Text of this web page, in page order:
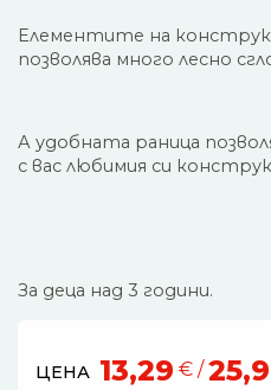
Елементите на
позволява много лесно
А удобната раница
с вас любимия си
За деца над 3 години.
ЦЕНА 13,29 € /